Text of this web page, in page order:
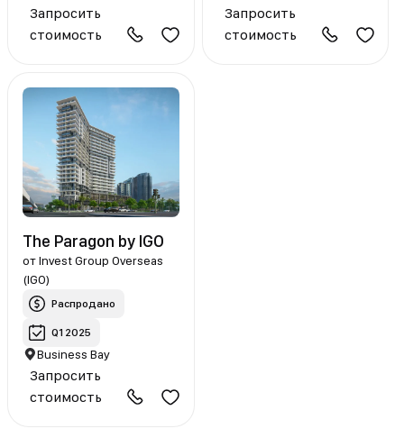
Запросить
стоимость
Запросить
стоимость
The Paragon by IGO
отInvest Group Overseas
(IGO)
Распродано
Q1 2025
Business Bay
Запросить
стоимость